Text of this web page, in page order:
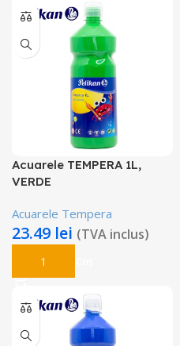
Acuarele TEMPERA 1L,
VERDE
Acuarele Tempera
23.49 lei (TVA inclus)
Adaugă În Coș